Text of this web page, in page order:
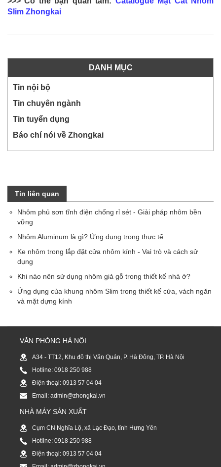
Slim Zhongkai
DANH MỤC
Tin nội bộ
Tin chuyên ngành
Tin tuyển dụng
Báo chí nói về Zhongkai
Tin liên quan
Nhôm phủ sơn tĩnh điện chống rỉ sét - Giải pháp nhôm bền
vững
Nhôm Aluminum là gì? Ứng dụng trong thực tế
Ke nhôm trong lắp đặt cửa nhôm kính - Vai trò và cách sử
dụng
Khi nào nên sử dụng nhôm giả gỗ trong thiết kế nhà ở?
Ứng dụng của khung nhôm Slim trong thiết kế cửa, vách ngăn
và mặt dựng kính
VĂN PHÒNG HÀ NỘI
A34 - TT12, Khu đô thị Văn Quán, P. Hà Đông, TP. Hà Nội
Hotline: 0918 250 988
Điện thoại: 0913 57 04 04
Email: admin@zhongkai.vn
NHÀ MÁY SẢN XUẤT
Cụm CN Nghĩa Lộ, xã Lạc Đạo, tỉnh Hưng Yên
Hotline: 0918 250 988
Điện thoại: 0913 57 04 04